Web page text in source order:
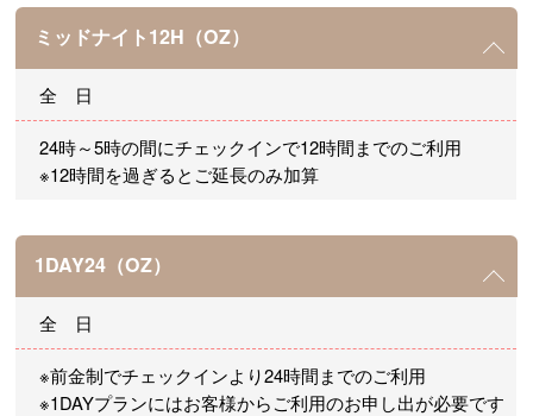
ミッドナイト12H（OZ）
全 日
24時～5時の間にチェックインで12時間までのご利用
※12時間を過ぎるとご延長のみ加算
1DAY24（OZ）
全 日
※前金制でチェックインより24時間までのご利用
※1DAYプランにはお客様からご利用のお申し出が必要です